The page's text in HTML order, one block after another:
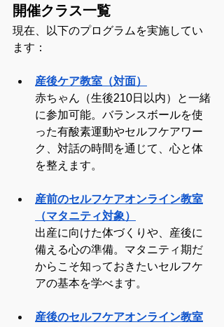
開催クラス一覧
現在、以下のプログラムを実施してい
ます：
産後ケア教室（対面）
赤ちゃん（生後210日以内）と一緒
に参加可能。バランスボールを使
った有酸素運動やセルフケアワー
ク、対話の時間を通じて、心と体
を整えます。
産前のセルフケアオンライン教室
（マタニティ対象）
出産に向けた体づくりや、産後に
備える心の準備。マタニティ期だ
からこそ知っておきたいセルフケ
アの基本を学べます。
産後のセルフケアオンライン教室